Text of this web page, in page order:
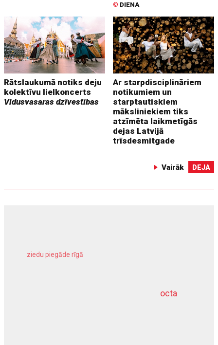
© DIENA
Rātslaukumā notiks deju
kolektīvu lielkoncerts
Vidusvasaras dzīvestības
Ar starpdisciplināriem
notikumiem un
starptautiskiem
māksliniekiem tiks
atzīmēta laikmetīgās
dejas Latvijā
trīsdesmitgade
Vairāk DEJA
octa
ziedu piegāde rīgā
dziļurbums